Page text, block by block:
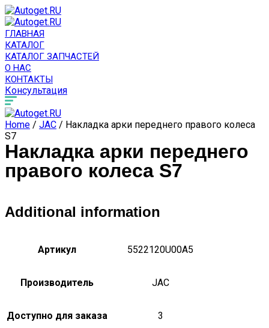
ГЛАВНАЯ
КАТАЛОГ
КАТАЛОГ ЗАПЧАСТЕЙ
О НАС
КОНТАКТЫ
Консультация
Home / JAC / Накладка арки переднего правого колеса
S7
Накладка арки переднего
правого колеса S7
Additional information
Артикул 5522120U00A5
Производитель JAC
Доступно для заказа 3